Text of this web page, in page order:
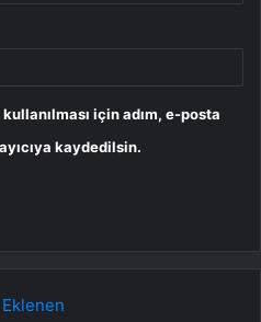
için adım, e-posta
kaydedilsin.